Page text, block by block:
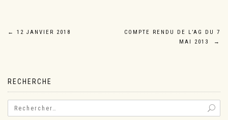
Navigation
l’article
← 12 JANVIER 2018
COMPTE RENDU DE L’AG DU 7
MAI 2013
→
RECHERCHE